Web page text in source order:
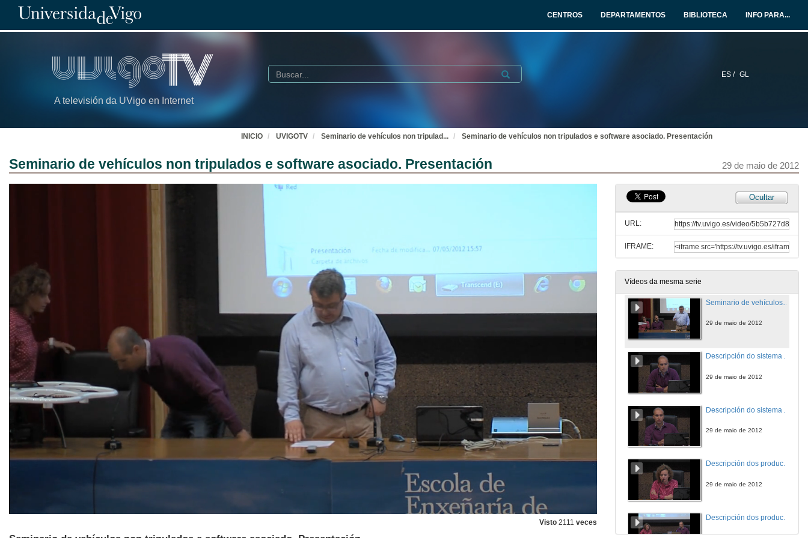
CENTROS DEPARTAMENTOS BIBLIOTECA INFO PARA...
A televisión da UVigo en Internet
ES / GL
Buscar Submit
INICIO UVIGOTV Seminario de vehículos non tripulad... Seminario de vehículos non tripulados e software asociado. Presentación
Seminario de vehículos non tripulados e software asociado. Presentación 29 de maio de 2012
Visto 2111 veces
Ocultar
URL:
IFRAME:
Vídeos da mesma serie
Demostración aibot X6
29 de maio de 2012
29 de maio de 2012
Descripción do sistema Aibotix
29 de maio de 2012
29 de maio de 2012
Descripción dos productos EnsoMOSAIC para UAVs de MosaicMill Ltd
29 de maio de 2012